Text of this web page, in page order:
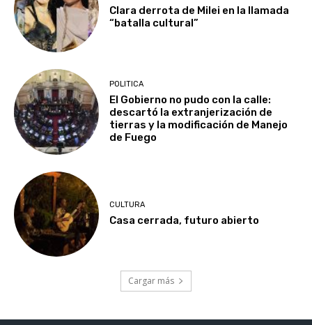
Clara derrota de Milei en la llamada
“batalla cultural”
POLITICA
El Gobierno no pudo con la calle:
descartó la extranjerización de
tierras y la modificación de Manejo
de Fuego
CULTURA
Casa cerrada, futuro abierto
Cargar más